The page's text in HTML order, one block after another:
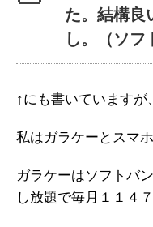
た。結構良
し。（ソフ
↑にも書いていますが、
私はガラケーとスマ
ガラケーはソフトバ
し放題で毎月１１４